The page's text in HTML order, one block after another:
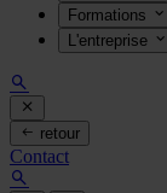
Formations
L'entreprise
retour
Contact